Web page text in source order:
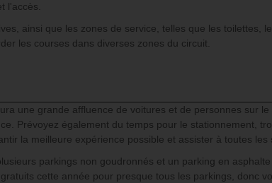
l'accès.
ainsi que les zones de service, telles que les toilettes,
les courses dans diverses zones du circuit.
une grande affluence de voitures et de personnes sur
Prévoyez également du temps pour le stationnement,
la meilleure expérience possible et assister à toutes
parkings non goudronnés et un parking en
cette année pour presque tous les parkings, donc